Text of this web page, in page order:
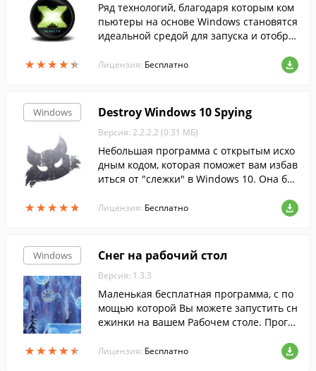
★★★★★
★★★★★
Ряд технологий, благодаря которым ком
пьютеры на основе Windows становятся
идеальной средой для запуска и отобра
и мультимедиа....
Лицензия: Бесплатно
Windows
★★★★★
★★★★★
Destroy Windows 10 Spying
Версия: 2.2.2.2 (0.31 МБ)
Небольшая программа с открытым исхо
дным кодом, которая поможет вам избав
иться от "слежки" в Windows 10. Она бы
ры телеметрии, отвечающие за отслежи
Лицензия: Бесплатно
Windows
★★★★★
★★★★★
Снег на рабочий стол
Версия: 1.3.3
Маленькая бесплатная программа, с по
мощью которой Вы можете запустить сн
ежинки на вашем Рабочем столе. Прогр
омпьютере.
Лицензия: Бесплатно